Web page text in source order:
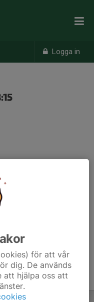
Logga in
för att vår
dig. De används
att hjälpa oss att